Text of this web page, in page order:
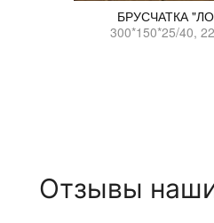
БРУСЧАТКА
300*150*25/40,
Отзывы